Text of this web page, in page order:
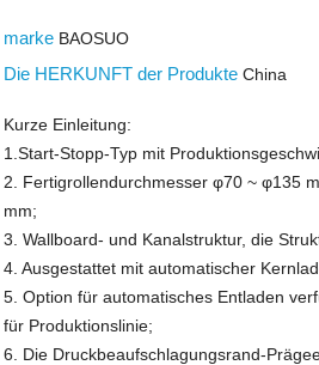
marke BAOSUO
Die HERKUNFT der ProdukteChina
Kurze Einleitung:
1.Start-Stopp-Typ mit
2. Fertigrollendurchmesser φ70 ~ φ135
mm;
3. Wallboard- und Kanalstruktur, die
4. Ausgestattet mit automatischer
5. Option für automatisches Entladen
für Produktionslinie;
6. Die Druckbeaufschlagungsrand-